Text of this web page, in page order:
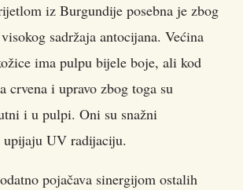
iz Burgundije posebna je zbog
sadržaja antocijana. Većina
ima pulpu bijele boje, ali kod
crvena i upravo zbog toga su
i u pulpi. Oni su snažni
UV radijaciju.
pojačava sinergijom ostalih